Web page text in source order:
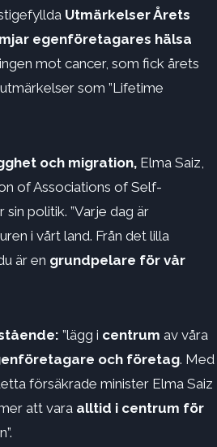
Utmärkelser Årets
egenföretagares hälsa
mot cancer, som fick årets
som ”Lifetime
och migration, Elma Saiz,
of Associations of Self-
politik. ”Varje dag är
i vårt land. Från det lilla
är en grundpelare för vår
”lägg i centrum av våra
och företag. Med
försäkrade minister Elma Saiz
att vara alltid i centrum för